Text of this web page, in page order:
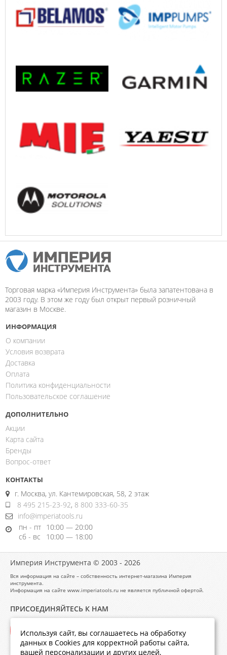
Торговая марка «Империя Инструмента» была запатентована в
2003 году. В этом же году был открыт первый розничный
магазин в Москве.
ИНФОРМАЦИЯ
О компании
Условия возврата
Доставка
Оплата
Политика конфиденциальности
Пользовательское соглашение
ДОПОЛНИТЕЛЬНО
Акции
Карта сайта
Бренды
Вопрос-ответ
КОНТАКТЫ
г. Москва, ул. Кантемировская, 58, 2 этаж
8 495 215-23-92, 8 800 333-60-35
info@imperiatools.ru
пн - пт 10:00 — 20:00
сб - вс
10:00 — 18:00
Империя Инструмента © 2003 - 2026
Вся информация на сайте – собственность интернет-магазина Империя
инструмента.
Информация на сайте www.imperiatools.ru не является публичной офертой.
ПРИСОЕДИНЯЙТЕСЬ К НАМ
Используя сайт, вы соглашаетесь на обработку
данных в Cookies для корректной работы сайта,
вашей персонализации и других целей,